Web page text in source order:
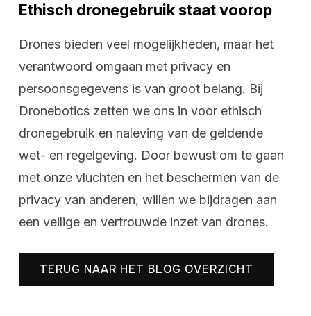
Ethisch dronegebruik staat voorop
Drones bieden veel mogelijkheden, maar het
verantwoord omgaan met privacy en
persoonsgegevens is van groot belang. Bij
Dronebotics zetten we ons in voor ethisch
dronegebruik en naleving van de geldende
wet- en regelgeving. Door bewust om te gaan
met onze vluchten en het beschermen van de
privacy van anderen, willen we bijdragen aan
een veilige en vertrouwde inzet van drones.
TERUG NAAR HET BLOG OVERZICHT